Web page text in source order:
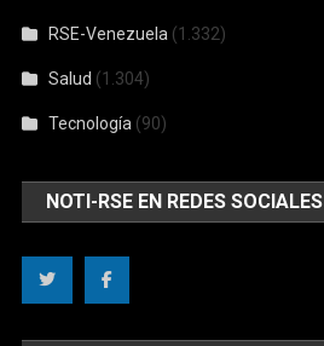
RSE-Venezuela (1.332)
Salud (1.304)
Tecnología (90)
NOTI-RSE EN REDES SOCIALES